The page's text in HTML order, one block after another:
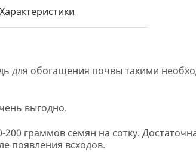
Характеристики
для обогащения почвы такими
выгодно.
граммов семян на сотку.
появления всходов.